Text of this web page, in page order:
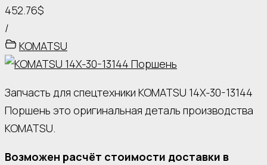
452.76$
/
KOMATSU
Запчасть для спецтехники KOMATSU 14X-30-13144
Поршень это оригинальная деталь производства
KOMATSU.
Возможен расчёт стоимости доставки в